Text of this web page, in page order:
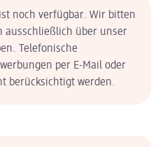
noch verfügbar. Wir bitten
ausschließlich über unser
Telefonische
per E-Mail oder
berücksichtigt werden.